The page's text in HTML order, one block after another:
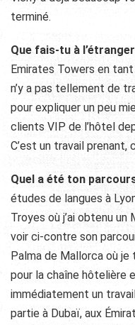
terminé.
Que fais-tu à
Emirates Towers en
n’y a pas tellement de
pour expliquer un peu
clients VIP de l’hôtel
C’est un travail
Quel a été ton
études de langues à
Troyes où j’ai obtenu
voir ci-contre son
Palma de Mallorca où
pour la chaîne hôtelière
immédiatement un
partie à Dubaï, aux